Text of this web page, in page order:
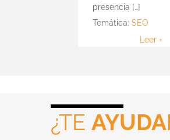
presencia […]
Temática:SEO
Leer +
¿TE